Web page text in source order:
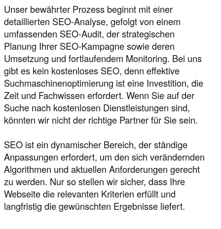
Unser bewährter Prozess beginnt mit einer
detaillierten SEO-Analyse, gefolgt von einem
umfassenden SEO-Audit, der strategischen
Planung Ihrer SEO-Kampagne sowie deren
Umsetzung und fortlaufendem Monitoring. Bei uns
gibt es kein kostenloses SEO, denn effektive
Suchmaschinenoptimierung ist eine Investition, die
Zeit und Fachwissen erfordert. Wenn Sie auf der
Suche nach kostenlosen Dienstleistungen sind,
könnten wir nicht der richtige Partner für Sie sein.
SEO ist ein dynamischer Bereich, der ständige
Anpassungen erfordert, um den sich verändernden
Algorithmen und aktuellen Anforderungen gerecht
zu werden. Nur so stellen wir sicher, dass Ihre
Webseite die relevanten Kriterien erfüllt und
langfristig die gewünschten Ergebnisse liefert.